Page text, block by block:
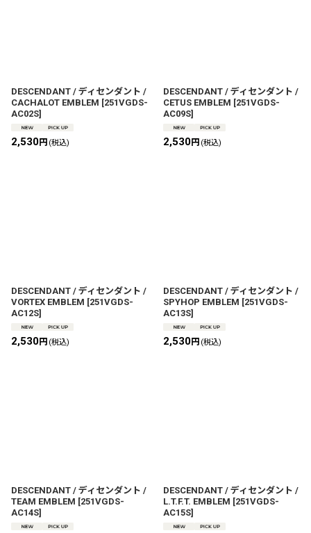
DESCENDANT / ディセンダント /
CACHALOT EMBLEM [251VGDS-
AC02S]
2,530円 (税込)
DESCENDANT / ディセンダント /
CETUS EMBLEM [251VGDS-
AC09S]
2,530円 (税込)
DESCENDANT / ディセンダント /
VORTEX EMBLEM [251VGDS-
AC12S]
2,530円 (税込)
DESCENDANT / ディセンダント /
SPYHOP EMBLEM [251VGDS-
AC13S]
2,530円 (税込)
DESCENDANT / ディセンダント /
TEAM EMBLEM [251VGDS-
AC14S]
DESCENDANT / ディセンダント /
L.T.F.T. EMBLEM [251VGDS-
AC15S]